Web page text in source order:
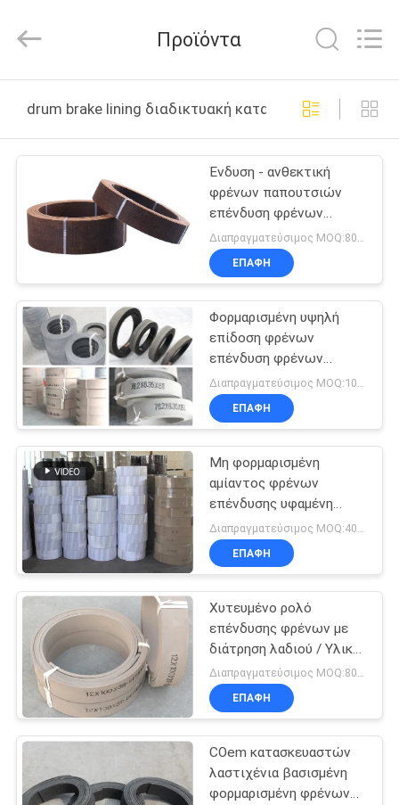
ΠΡΟΪΌΝΤΑ
ΠΕΡΊΠΟΥ
ΕΜΕΊΣ
ΓΎΡΟΣ
ΕΡΓΟΣΤΑΣΊΩΝ
ΠΟΙΟΤΙΚΌΣ
ΈΛΕΓΧΟΣ
ΜΑΣ
ΕΛΆΤΕ
ΣΕ
ΕΠΑΦΉ
ΜΕ
ΖΗΤΉΣΤΕ
ΈΝΑ
ΑΠΌΣΠΑΣΜΑ
Reserved.
Προϊόντα
drum brake lining διαδικτυακή κατασκευή
Ένδυση - ανθεκτική
φρένων παπουτσιών
επένδυση φρένων
τυμπάνων επένδυσης
υλική
Διαπραγματεύσιμος MOQ:800 κλ
ΕΠΑΦΉ
Φορμαρισμένη υψηλή
επίδοση φρένων
επένδυση φρένων
επένδυσης
φορμαρισμένη ρόλοι
στους ρόλους
ΕΠΑΦΉ
Μη φορμαρισμένη
αμίαντος φρένων
επένδυσης υφαμένη
ρόλος τριβής επένδυσης
υλική επένδυση φρένων
αμιάντων ελεύθερη
ΕΠΑΦΉ
Χυτευμένο ρολό
επένδυσης φρένων με
διάτρηση λαδιού / Υλικό
επένδυσης παπουτσιών
φρένων Molded
Διαπραγματεύσιμος MOQ:800 κλ
ΕΠΑΦΉ
COem κατασκευαστών
λαστιχένια βασισμένη
φορμαρισμένη φρένων